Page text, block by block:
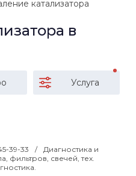
катализатора
в
Услуга
39-33
Диагностика и
фильтров, свечей, тех.